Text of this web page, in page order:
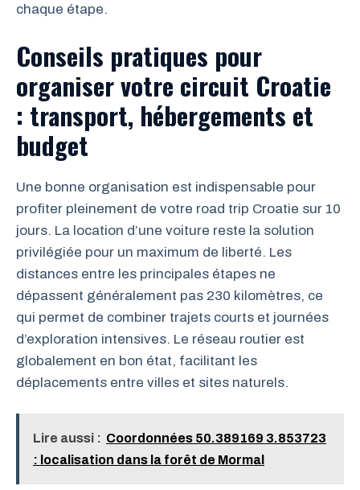
chaque étape.
Conseils pratiques pour
organiser votre circuit Croatie
: transport, hébergements et
budget
Une bonne organisation est indispensable pour
profiter pleinement de votre road trip Croatie sur 10
jours. La location d’une voiture reste la solution
privilégiée pour un maximum de liberté. Les
distances entre les principales étapes ne
dépassent généralement pas 230 kilomètres, ce
qui permet de combiner trajets courts et journées
d’exploration intensives. Le réseau routier est
globalement en bon état, facilitant les
déplacements entre villes et sites naturels.
Lire aussi : Coordonnées 50.389169 3.853723
: localisation dans la forêt de Mormal